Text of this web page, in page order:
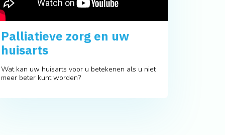
Palliatieve zorg en uw
huisarts
Wat kan uw huisarts voor u betekenen als u niet
meer beter kunt worden?